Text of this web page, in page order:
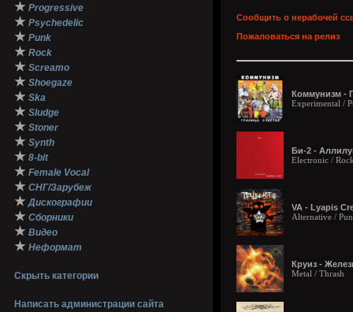
★ Progressive
★ Psychedelic
★ Punk
★ Rock
★ Screamo
★ Shoegaze
★ Ska
★ Sludge
★ Stoner
★ Synth
★ 8-bit
★ Female Vocal
★ СНГ/Зарубеж
★ Дискографии
★ Сборники
★ Видео
★ Неформат
Скрыть категории
Написать администрации сайта
Сообщить о нерабочей
Пожаловаться на релиз
Коммунизм -
Experimental /
Би-2 -
Electronic /
VA - Lyapis
Alternative /
Круиз -
Metal / Thrash